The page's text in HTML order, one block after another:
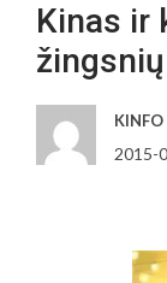
Kinas ir
KINFO
2015-